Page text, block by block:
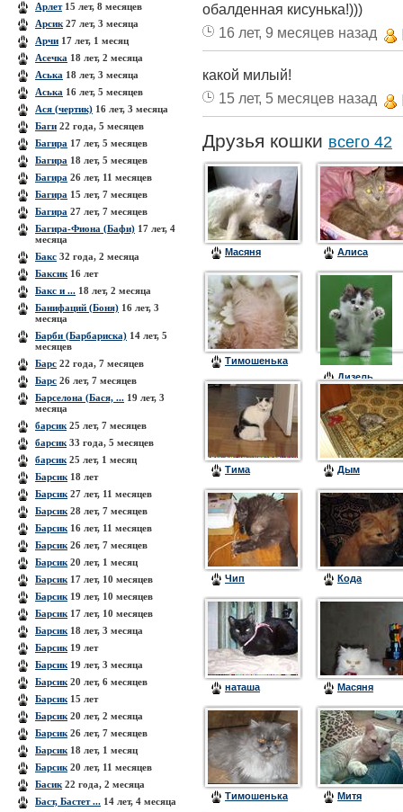
Арлет15 лет, 8 месяцев
Арсик 27 лет, 3 месяца
Арчи 17 лет, 1 месяц
Асечка 18 лет, 2 месяца
Аська 18 лет, 3 месяца
Аська 16 лет, 5 месяцев
Ася (чертик) 16 лет, 3 месяца
Баги 22 года, 5 месяцев
Багира 17 лет, 5 месяцев
Багира 18 лет, 5 месяцев
Багира 26 лет, 11 месяцев
Багира 15 лет, 7 месяцев
Багира 27 лет, 7 месяцев
Багира-Фиона (Бафи) 17 лет, 4
месяца
Бакс 32 года, 2 месяца
Баксик 16 лет
Бакс и ... 18 лет, 2 месяца
Банифаций (Боня) 16 лет, 3
месяца
Барби (Барбариска) 14 лет, 5
месяцев
Барс 22 года, 7 месяцев
Барс 26 лет, 7 месяцев
Барселона (Бася, ... 19 лет, 3
месяца
барсик 25 лет, 7 месяцев
барсик 33 года, 5 месяцев
барсик 25 лет, 1 месяц
Барсик 18 лет
Барсик 27 лет, 11 месяцев
Барсик 28 лет, 7 месяцев
Барсик 16 лет, 11 месяцев
Барсик 26 лет, 7 месяцев
Барсик 20 лет, 1 месяц
Барсик 17 лет, 10 месяцев
Барсик 19 лет, 10 месяцев
Барсик 17 лет, 10 месяцев
Барсик 18 лет, 3 месяца
Барсик 19 лет
Барсик 19 лет, 3 месяца
Барсик 20 лет, 6 месяцев
Барсик 15 лет
Барсик 20 лет, 2 месяца
Барсик 26 лет, 7 месяцев
Барсик 18 лет, 1 месяц
Барсик 20 лет, 11 месяцев
Басик 22 года, 2 месяца
Баст, Бастет ... 14 лет, 4 месяца
обалденная кисунька!)))
16 лет, 9 месяцев назад
какой милый!
15 лет, 5 месяцев назад
Друзья кошки всего 42
Масяня Алиса
Тимошенька
Дизель
Тима Дым
Чип Кода
наташа Масяня
Тимошенька Митя